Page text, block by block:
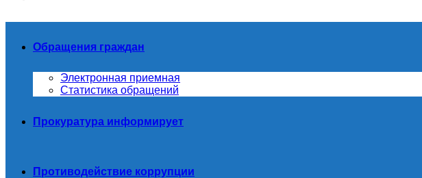
Обращения граждан
Электронная приемная
Статистика обращений
Прокуратура информирует
Противодействие коррупции